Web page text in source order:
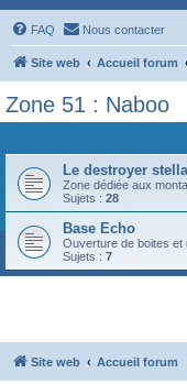
FAQ Nous contacter
Site web Accueil forum
Zone 51 : Naboo
Le destroyer
Zone dédiée aux
Sujets : 28
Base Echo
Ouverture de boites
Sujets : 7
Site web Accueil forum